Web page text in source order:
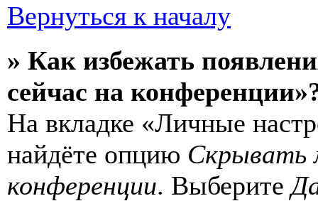
Вернуться к началу
» Как избежать
сейчас на
На вкладке «Личные
найдёте опцию Скрывать
конференции. Выберите